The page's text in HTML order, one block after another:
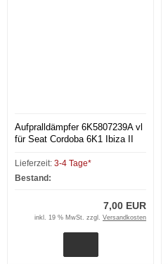
Aufpralldämpfer 6K5807239A vl
für Seat Cordoba 6K1 Ibiza II
Lieferzeit: 3-4 Tage*
Bestand:
7,00 EUR
inkl. 19 % MwSt. zzgl. Versandkosten